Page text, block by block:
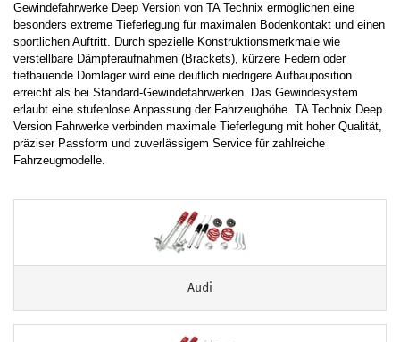
Gewindefahrwerke Deep Version von TA Technix ermöglichen eine
besonders extreme Tieferlegung für maximalen Bodenkontakt und einen
sportlichen Auftritt. Durch spezielle Konstruktionsmerkmale wie
verstellbare Dämpferaufnahmen (Brackets), kürzere Federn oder
tiefbauende Domlager wird eine deutlich niedrigere Aufbauposition
erreicht als bei Standard-Gewindefahrwerken. Das Gewindesystem
erlaubt eine stufenlose Anpassung der Fahrzeughöhe. TA Technix Deep
Version Fahrwerke verbinden maximale Tieferlegung mit hoher Qualität,
präziser Passform und zuverlässigem Service für zahlreiche
Fahrzeugmodelle.
Audi